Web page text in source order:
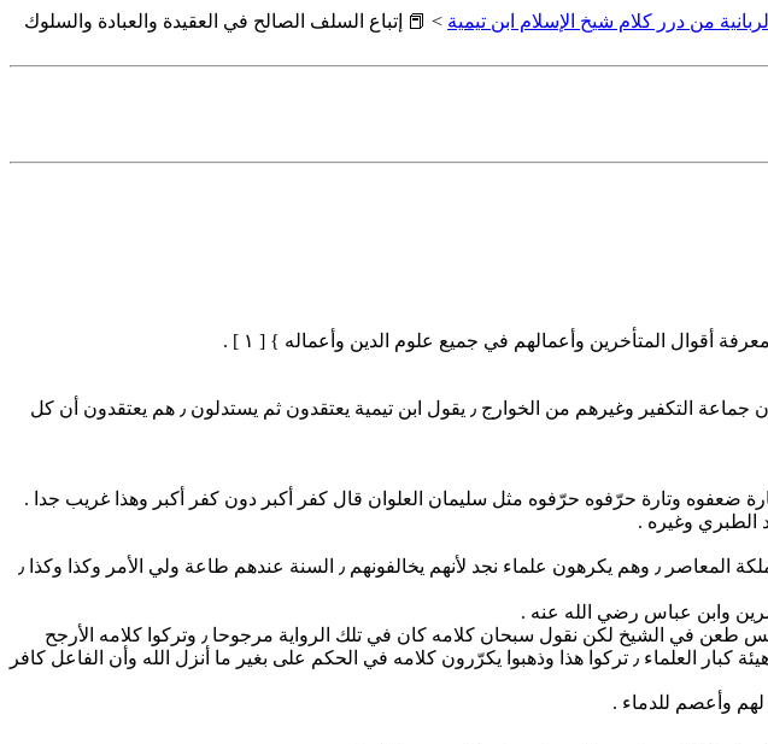
من درر كلام شيخ الإسلام ابن تيمية > 📕 إتباع السلف الصالح في العقيدة والعبادة والسلوك
أقوال المتأخرين وأعمالهم في جميع علوم الدين وأعماله } [ ١ ] .
تعلّمك آثار الصحابة خير من تعلمك لفتاوى علماء معاصرين لك ٫ خذ مثلا جماعة التكفير أصحاب البدع كما تعلمون جماعة التكفير وغيرهم من الخوارج ٫ يقول ابن تيمية يعتقدون ثم يستدلون ٫ هم يعتقدون أن كل
الطبري وغيره .
تارة يضعّفون بابن حجير ٫ ابن حجير له متابعين ففازوا وفرحوا لمّا ظفروا بكلام لابن ابراهيم آل الشيخ مفتي المملكة المعاصر ٫ وهم يكرهون علماء نجد لأنهم يخالفونهم ٫ السنة عندهم طاعة ولي الأمر وكذا وكذا ٫
فسبحان الله لو تعلّموا كلام السلف كان خيرا لهم ٫ ولعرفوا كيف يزنون به من شذ في أحد المقالات مثلا ٫ هذا ليس طعن في الشيخ لكن نقول سبحان كلامه كان في تلك الرواية مرجوحا ٫ وتركوا كلامه الأرجح
الذي وافق ابن عباس { كفر دون كفر } ٫ في المجلد الأول صفحة إثنين وثمانين ٫ كلام ابن عباس نفسه وأخذ به هيئة كبار العلماء ٫ تركوا هذا وذهبوا يكرّرون كلامه في الحكم على بغير ما أنزل الله وأن الفاعل كافر